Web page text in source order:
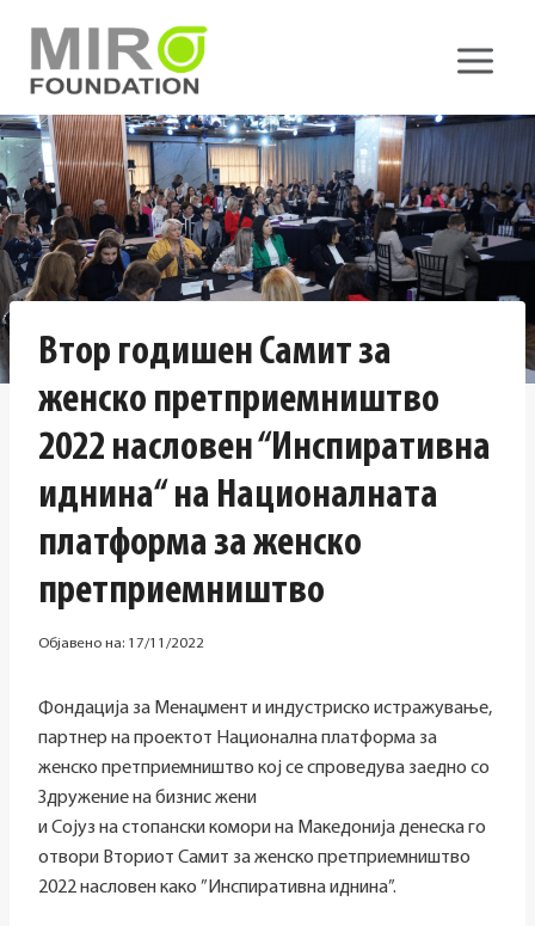
content
Втор годишен Самит за
женско претприемништво
2022 насловен “Инспиративна
иднина“ на Националната
платформа за женско
претприемништво
Објавено на: 17/11/2022
Фондација за Менаџмент и индустриско истражување,
партнер на проектот Национална платформа за
женско претприемништво кој се спроведува заедно со
Здружение на бизнис жени
и Сојуз на стопански комори на Македонија денеска го
отвори Вториот Самит за женско претприемништво
2022 насловен како ”Инспиративна иднина”.